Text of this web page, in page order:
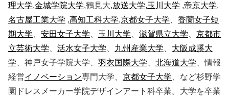
理大学,金城学院大学,鶴見大,放送大学,玉川大学 ,帝京大学,
名古屋工業大学 ,高知工科大学,京都女子大学
香蘭女子短
期大学
安田女子大学 玉川大学 滋賀県立大学
京都市
立芸術大学
活水女子大学 九州産業大学
大阪成蹊大
学 、神戸女子学院大学、 羽衣国際大学 北海道大学 、情報
経営イノベーション専門大学、 京都女子大学 、など杉野学
園ドレスメーカー学院デザインアート科卒業。大学を卒業